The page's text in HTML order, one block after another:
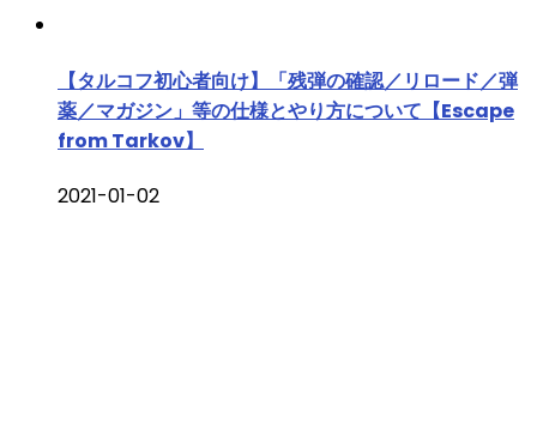
【タルコフ初心者向け】「残弾の確認／リロード／弾
薬／マガジン」等の仕様とやり方について【Escape
from Tarkov】
2021-01-02